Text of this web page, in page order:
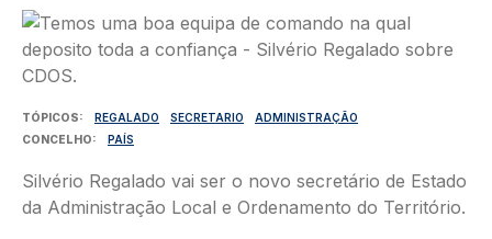
Imagem
TÓPICOS REGALADO SECRETARIO
ADMINISTRAÇÃO
CONCELHO
PAÍS
Silvério Regalado vai ser o novo secretário de Estado
da Administração Local e Ordenamento do Território.